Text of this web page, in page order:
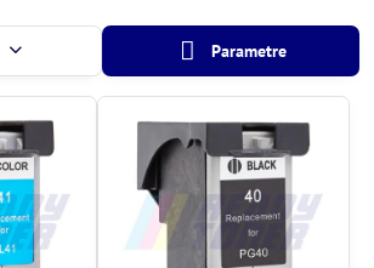
Parametre